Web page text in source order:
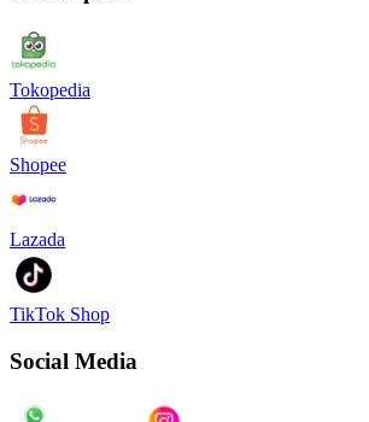
Tokopedia
Shopee
Lazada
TikTok Shop
Social Media